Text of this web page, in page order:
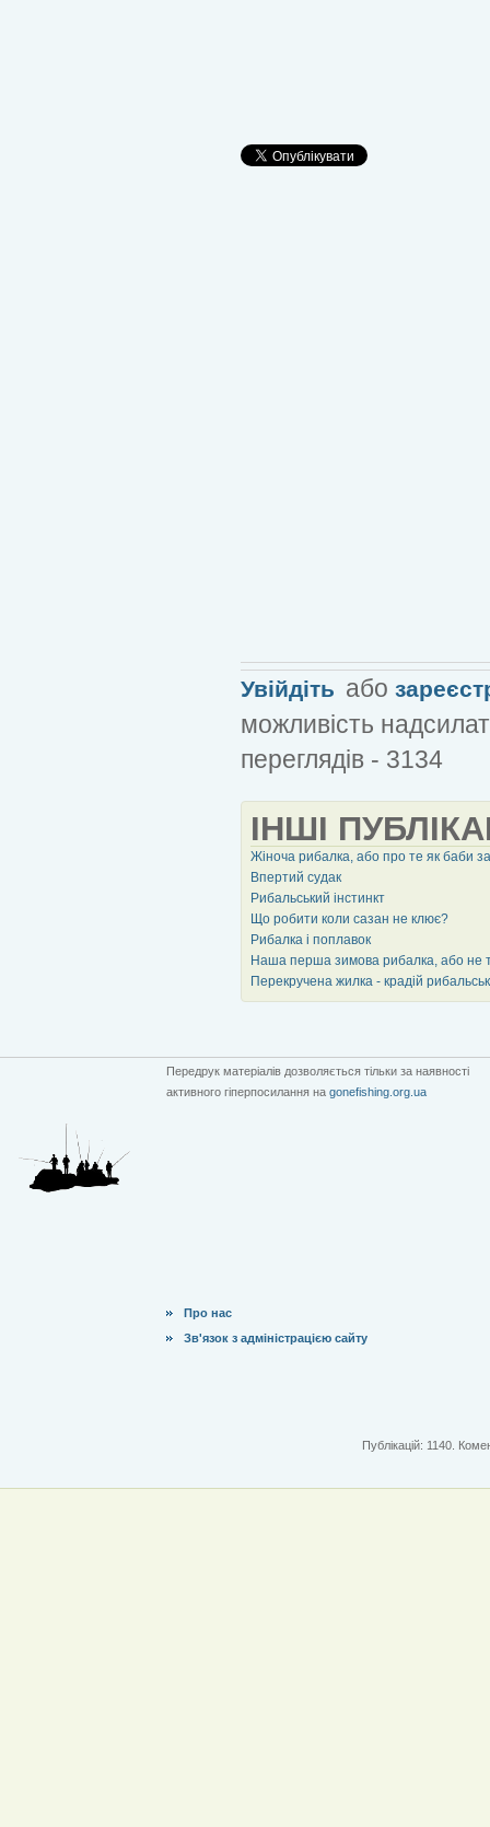
Увійдіть або
можливість
переглядів - 3134
ІНШІ
Жіноча рибалка, або про те як баби
Впертий судак
Рибальський інстинкт
Що робити коли сазан не клює?
Рибалка і поплавок
Наша перша зимова рибалка, або не
Перекручена жилка - крадій
Передрук матеріалів дозволяється тільки за наявності
активного гіперпосилання на gonefishing.org.ua
Про нас
Зв'язок з адміністрацією сайту
Публікацій: 1140.